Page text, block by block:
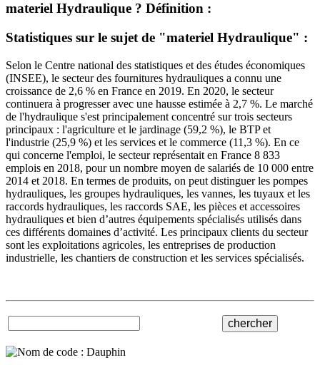
materiel Hydraulique ? Définition :
Statistiques sur le sujet de "materiel Hydraulique" :
Selon le Centre national des statistiques et des études économiques
(INSEE), le secteur des fournitures hydrauliques a connu une
croissance de 2,6 % en France en 2019. En 2020, le secteur
continuera à progresser avec une hausse estimée à 2,7 %. Le marché
de l'hydraulique s'est principalement concentré sur trois secteurs
principaux : l'agriculture et le jardinage (59,2 %), le BTP et
l'industrie (25,9 %) et les services et le commerce (11,3 %). En ce
qui concerne l'emploi, le secteur représentait en France 8 833
emplois en 2018, pour un nombre moyen de salariés de 10 000 entre
2014 et 2018. En termes de produits, on peut distinguer les pompes
hydrauliques, les groupes hydrauliques, les vannes, les tuyaux et les
raccords hydrauliques, les raccords SAE, les pièces et accessoires
hydrauliques et bien d’autres équipements spécialisés utilisés dans
ces différents domaines d’activité. Les principaux clients du secteur
sont les exploitations agricoles, les entreprises de production
industrielle, les chantiers de construction et les services spécialisés.